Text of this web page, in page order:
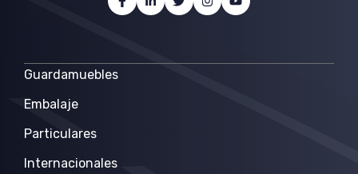
Guardamuebles
Embalaje
Particulares
Internacionales